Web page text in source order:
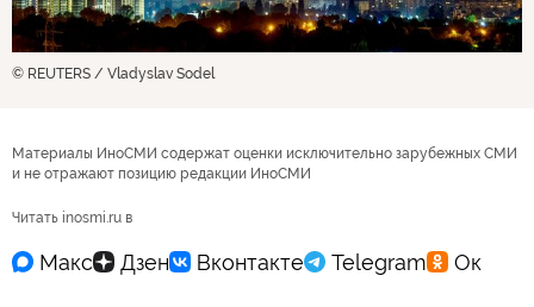
© REUTERS / Vladyslav Sodel
Материалы ИноСМИ содержат оценки исключительно зарубежных СМИ
и не отражают позицию редакции ИноСМИ
Читать inosmi.ru в